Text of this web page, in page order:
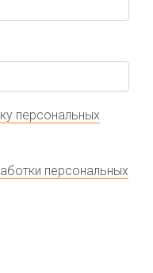
персональных
персональных